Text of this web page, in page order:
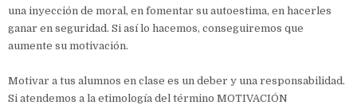
una inyección de moral, en fomentar su autoestima, en hacerles
ganar en seguridad. Si así lo hacemos, conseguiremos que
aumente su motivación.
Motivar a tus alumnos en clase es un deber y una responsabilidad.
Si atendemos a la etimología del término MOTIVACIÓN